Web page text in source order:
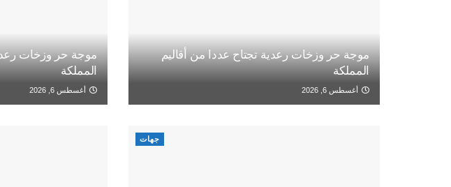
موجة حر وزخات رعدية تجتاح عددا من أقاليم
المملكة
أغسطس 6, 2026
موجة حر وزخات
المملكة
أغسطس 6, 2026
جهات